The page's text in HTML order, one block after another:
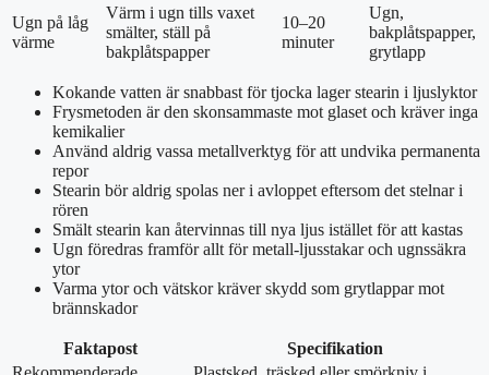
Ugn på låg
värme
Värm i ugn tills vaxet
smälter, ställ på
bakplåtspapper
10–20
minuter
Ugn,
bakplåtspapper,
grytlapp
Kokande vatten är snabbast för tjocka lager stearin i ljuslyktor
Frysmetoden är den skonsammaste mot glaset och kräver inga
kemikalier
Använd aldrig vassa metallverktyg för att undvika permanenta
repor
Stearin bör aldrig spolas ner i avloppet eftersom det stelnar i
rören
Smält stearin kan återvinnas till nya ljus istället för att kastas
Ugn föredras framför allt för metall-ljusstakar och ugnssäkra
ytor
Varma ytor och vätskor kräver skydd som grytlappar mot
brännskador
Faktapost
Specifikation